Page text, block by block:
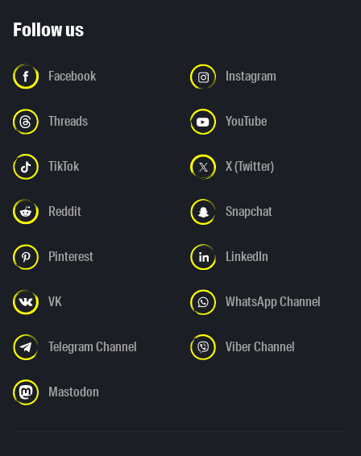
Follow us
Facebook Instagram
Threads YouTube
TikTok X (Twitter)
Reddit Snapchat
Pinterest LinkedIn
VK WhatsApp Channel
Telegram Channel Viber Channel
Mastodon